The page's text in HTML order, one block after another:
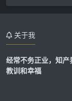
关于我
经常不务正业，知
教训和幸福